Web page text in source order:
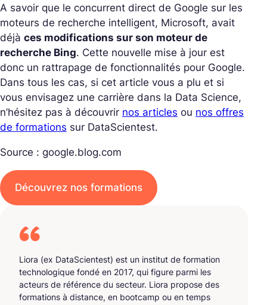
A savoir que le concurrent direct de Google sur les
moteurs de recherche intelligent, Microsoft, avait
déjà ces modifications sur son moteur de
recherche Bing. Cette nouvelle mise à jour est
donc un rattrapage de fonctionnalités pour Google.
Dans tous les cas, si cet article vous a plu et si
vous envisagez une carrière dans la Data Science,
n’hésitez pas à découvrir nos articles ou nos offres
de formations sur DataScientest.
Source : google.blog.com
Découvrez nos formations
Liora (ex DataScientest) est un institut de formation
technologique fondé en 2017, qui figure parmi les
acteurs de référence du secteur. Liora propose des
formations à distance, en bootcamp ou en temps